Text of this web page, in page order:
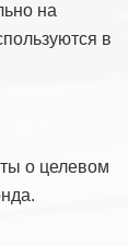
на
в
о целевом